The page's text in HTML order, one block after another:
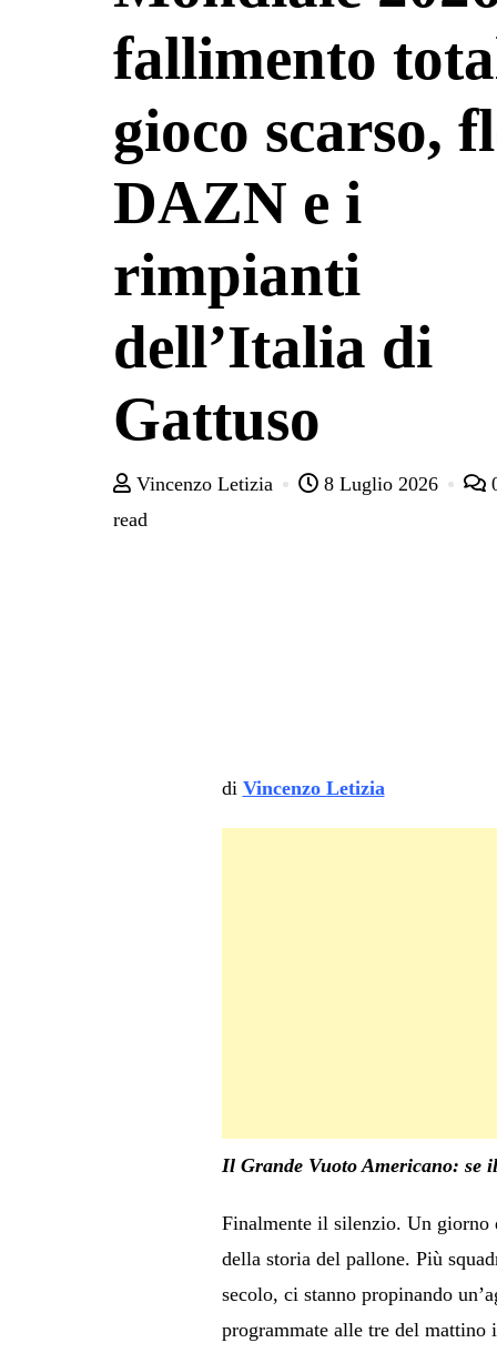
fallimento
gioco scarso,
DAZN e i
rimpianti
dell’Italia di
Gattuso
Vincenzo Letizia 8 Luglio 2026
read
di Vincenzo Letizia
Il Grande Vuoto Americano: se
Finalmente il silenzio. Un giorno
della storia del pallone. Più
secolo, ci stanno propinando
programmate alle tre del mattino